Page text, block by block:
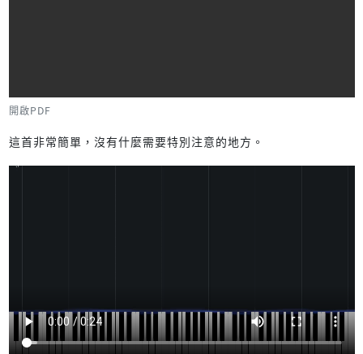
開啟PDF
這首非常簡單，沒有什麼需要特別注意的地方。